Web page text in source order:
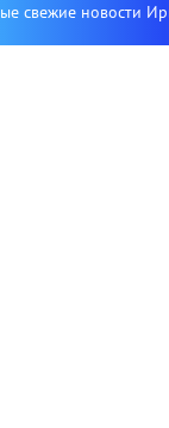
свежие новости